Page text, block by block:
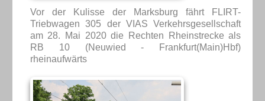
Vor der Kulisse der Marksburg fährt FLIRT-
Triebwagen 305 der VIAS Verkehrsgesellschaft
am 28. Mai 2020 die Rechten Rheinstrecke als
RB 10 (Neuwied - Frankfurt(Main)Hbf)
rheinaufwärts